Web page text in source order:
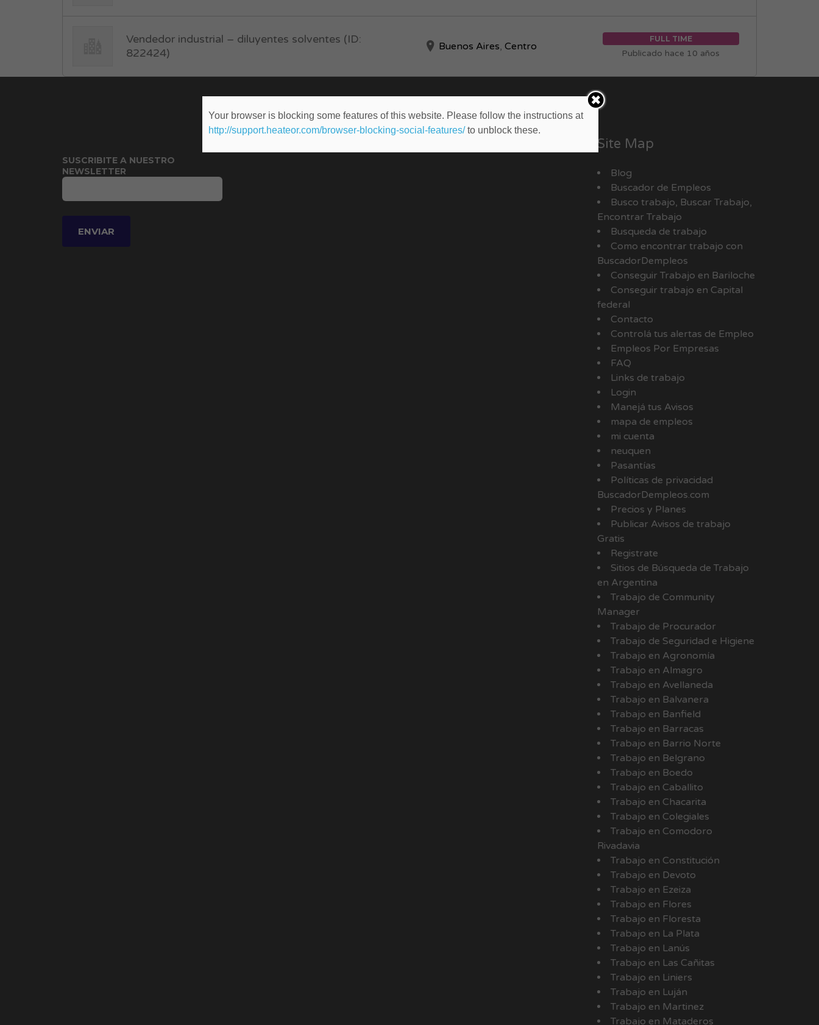
Vendedor industrial – diluyentes solventes (ID:
822424)
Buenos Aires, Centro
FULL TIME
Publicado hace 10 años
SUSCRIBITE A NUESTRO
NEWSLETTER
Site Map
Blog
Buscador de Empleos
Busco trabajo, Buscar Trabajo,
Encontrar Trabajo
Busqueda de trabajo
Como encontrar trabajo con
BuscadorDempleos
Conseguir Trabajo en Bariloche
Conseguir trabajo en Capital
federal
Contacto
Controlá tus alertas de Empleo
Empleos Por Empresas
FAQ
Links de trabajo
Login
Manejá tus Avisos
mapa de empleos
mi cuenta
neuquen
Pasantías
Políticas de privacidad
BuscadorDempleos.com
Precios y Planes
Publicar Avisos de trabajo
Gratis
Registrate
Sitios de Búsqueda de Trabajo
en Argentina
Trabajo de Community
Manager
Trabajo de Procurador
Trabajo de Seguridad e Higiene
Trabajo en Agronomía
Trabajo en Almagro
Trabajo en Avellaneda
Trabajo en Balvanera
Trabajo en Banfield
Trabajo en Barracas
Trabajo en Barrio Norte
Trabajo en Belgrano
Trabajo en Boedo
Trabajo en Caballito
Trabajo en Chacarita
Trabajo en Colegiales
Trabajo en Comodoro
Rivadavia
Trabajo en Constitución
Trabajo en Devoto
Trabajo en Ezeiza
Trabajo en Flores
Trabajo en Floresta
Trabajo en La Plata
Trabajo en Lanús
Trabajo en Las Cañitas
Trabajo en Liniers
Trabajo en Luján
Trabajo en Martinez
Trabajo en Mataderos
Your browser is blocking some features of this website. Please follow the instructions at
http://support.heateor.com/browser-blocking-social-features/to unblock these.